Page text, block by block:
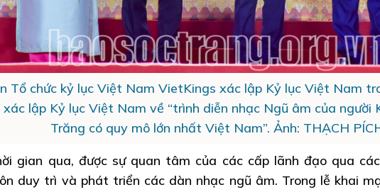
Tổ chức kỷ lục Việt Nam VietKings xác lập Kỷ lục Việt Nam
xác lập Kỷ lục Việt Nam về “trình diễn nhạc Ngũ âm của người
Trăng có quy mô lớn nhất Việt Nam”. Ảnh: THẠCH
gian qua, được sự quan tâm của các cấp lãnh đạo qua
duy trì và phát triển các dàn nhạc ngũ âm. Trong lễ khai